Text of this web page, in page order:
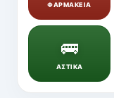
ΦΑΡΜΑΚΕΙΑ
🚌
ΑΣΤΙΚΑ